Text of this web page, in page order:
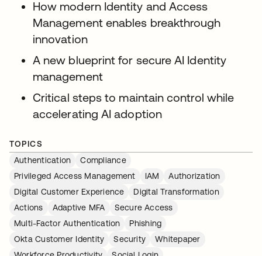
How modern Identity and Access
Management enables breakthrough
innovation
A new blueprint for secure AI Identity
management
Critical steps to maintain control while
accelerating AI adoption
TOPICS
Authentication
Compliance
Privileged Access Management
IAM
Authorization
Digital Customer Experience
Digital Transformation
Actions
Adaptive MFA
Secure Access
Multi-Factor Authentication
Phishing
Okta Customer Identity
Security
Whitepaper